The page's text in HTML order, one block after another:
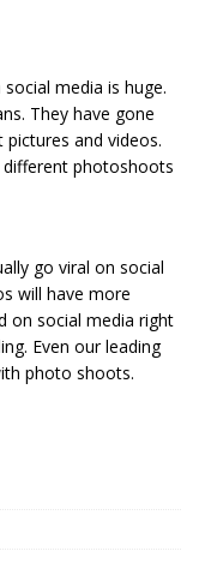
media is huge.
They have gone
and videos.
different photoshoots
go viral on social
will have more
on social media right
Even our leading
photo shoots.